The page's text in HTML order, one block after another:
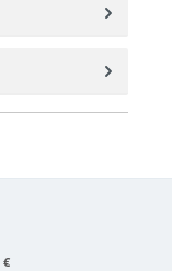
€